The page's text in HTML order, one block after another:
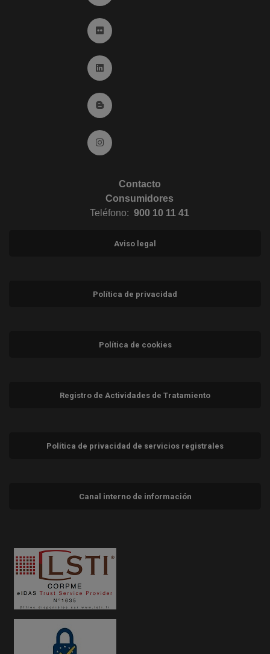
Ir a Flickr (abre en ventana nueva)
Ir a Linkedin (abre en ventana nueva)
Ir al Blog (abre en ventana nueva)
Ir a Instagram (abre en ventana nueva)
Contacto
Consumidores
Teléfono: 900 10 11 41
Aviso legal
Política de privacidad
Política de cookies
Registro de Actividades de Tratamiento
Política de privacidad de servicios registrales
Canal interno de información